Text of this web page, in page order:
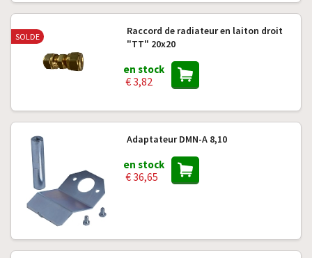
Raccord de radiateur en laiton droit
"TT" 20x20
en stock
€ 3,82
SOLDE
Adaptateur DMN-A 8,10
en stock
€ 36,65